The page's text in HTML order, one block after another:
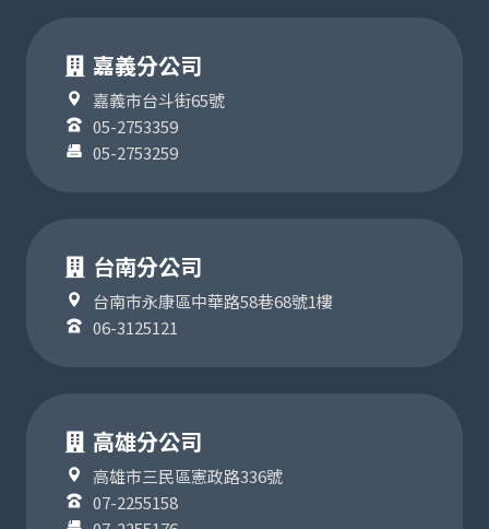
嘉義分公司
嘉義市台斗街65號
05-2753359
05-2753259
台南分公司
台南市永康區中華路58巷68號1樓
06-3125121
高雄分公司
高雄市三民區憲政路336號
07-2255158